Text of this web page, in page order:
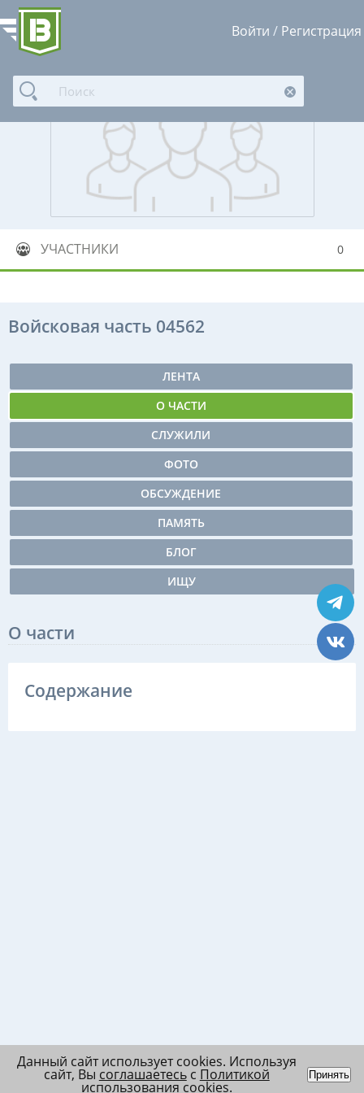
Войти / Регистрация
УЧАСТНИКИ 0
Войсковая часть 04562
ЛЕНТА
О ЧАСТИ
СЛУЖИЛИ
ФОТО
ОБСУЖДЕНИЕ
ПАМЯТЬ
БЛОГ
ИЩУ
О части
Содержание
Данный сайт использует cookies. Используя
сайт, Вы соглашаетесьс Политикой
использования cookies.
Принять